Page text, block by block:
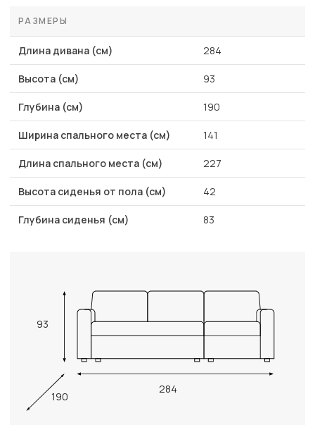
РАЗМЕРЫ
Длина дивана (см) 284
Высота (см) 93
Глубина (см) 190
Ширина спального места (см) 141
Длина спального места (см) 227
Высота сиденья от пола (см) 42
Глубина сиденья (см) 83
93
284
190